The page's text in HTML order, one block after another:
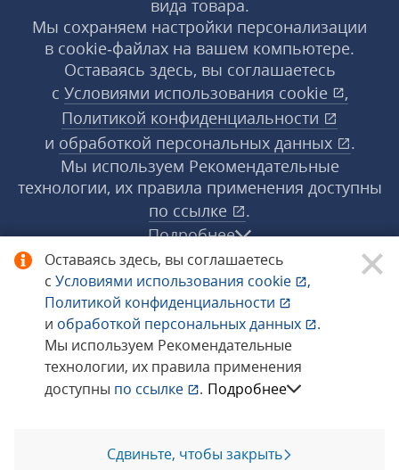
Оставаясь здесь, вы соглашаетесь
с Условиями использования cookie
,
Политикой конфиденциальности
и обработкой персональных данных
.
Мы используем Рекомендательные
технологии, их правила применения
доступны по ссылке . Подробнее
Сдвиньте, чтобы закрыть
вида товара.
Мы сохраняем настройки персонализации
в cookie‑файлах на вашем компьютере.
Оставаясь здесь, вы соглашаетесь
с Условиями использования cookie
,
Политикой конфиденциальности
и обработкой персональных данных
.
Мы используем Рекомендательные
технологии, их правила применения доступны
по ссылке
.
Подробнее
© 1998−2026 «1С‑Рарус» ®. Все права
защищены.
Сообщить об ошибке
Позвоните мне